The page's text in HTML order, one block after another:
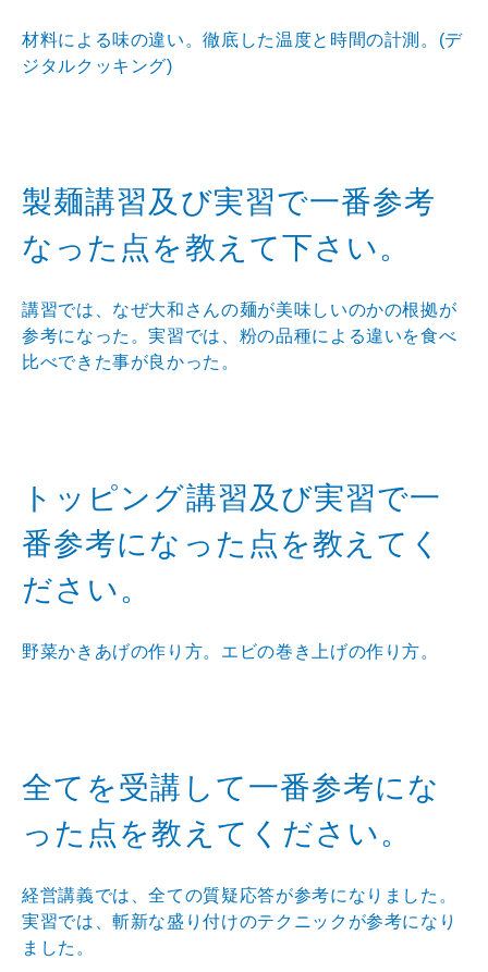
材料による味の違い。徹底した温度と時間の計測。(デ
ジタルクッキング)
製麺講習及び実習で一番参考
なった点を教えて下さい。
講習では、なぜ大和さんの麺が美味しいのかの根拠が
参考になった。実習では、粉の品種による違いを食べ
比べできた事が良かった。
トッピング講習及び実習で一
番参考になった点を教えてく
ださい。
野菜かきあげの作り方。エビの巻き上げの作り方。
全てを受講して一番参考にな
った点を教えてください。
経営講義では、全ての質疑応答が参考になりました。
実習では、斬新な盛り付けのテクニックが参考になり
ました。